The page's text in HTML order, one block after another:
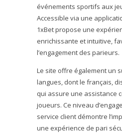
événements sportifs aux
Accessible via une
1xBet propose une
enrichissante et intuitive,
l’engagement des parieurs.
Le site offre également un
langues, dont le français,
qui assure une assistance
joueurs. Ce niveau
service client démontre
une expérience de pari